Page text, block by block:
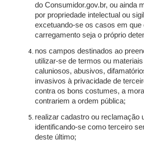
do Consumidor.gov.br, ou ainda
por propriedade intelectual ou
excetuando-se os casos em que
carregamento seja o próprio
nos campos destinados ao
utilizar-se de termos ou
caluniosos, abusivos,
invasivos à privacidade de
contra os bons costumes, a
contrariem a ordem pública;
realizar cadastro ou reclamação
identificando-se como terceiro
deste último;